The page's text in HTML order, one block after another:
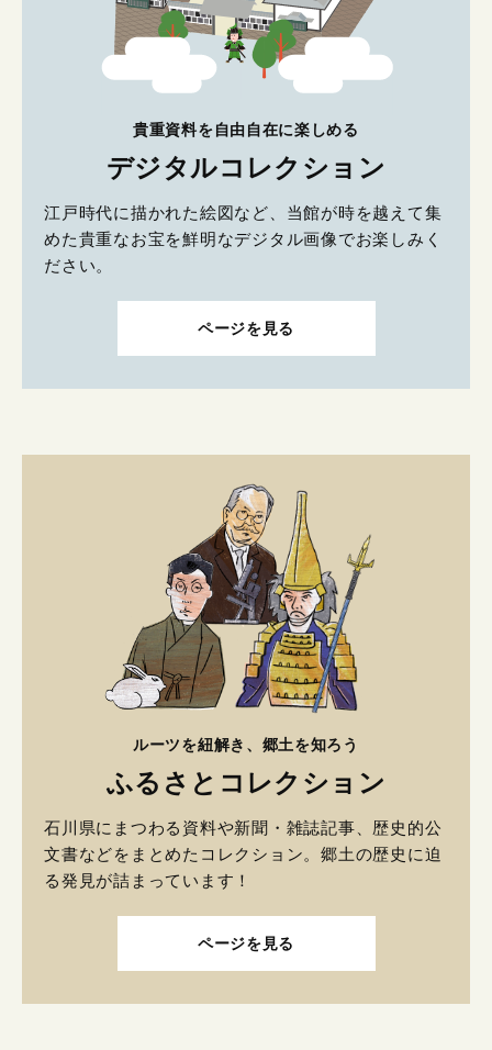
貴重資料を自由自在に楽しめる
デジタルコレクション
江戸時代に描かれた絵図など、当館が時を越えて集
めた貴重なお宝を鮮明なデジタル画像でお楽しみく
ださい。
ページを見る
ルーツを紐解き、郷土を知ろう
ふるさとコレクション
石川県にまつわる資料や新聞・雑誌記事、歴史的公
文書などをまとめたコレクション。郷土の歴史に迫
る発見が詰まっています！
ページを見る